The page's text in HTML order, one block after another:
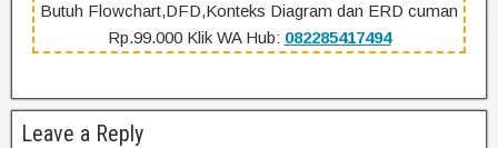
Butuh Flowchart,DFD,Konteks Diagram dan ERD cuman
Rp.99.000 Klik WA Hub: 082285417494
Leave a Reply